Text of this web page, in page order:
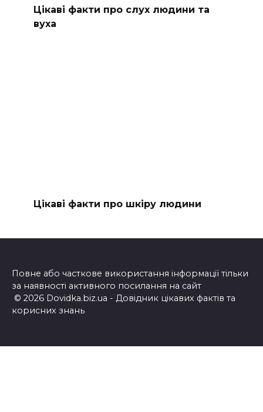
Цікаві факти про слух людини та
вуха
Цікаві факти про шкіру людини
Повне або часткове використання інформації тільки
за наявності активного посилання на сайт
© 2026 Dovidka.biz.ua - Довідник цікавих фактів та
корисних знань